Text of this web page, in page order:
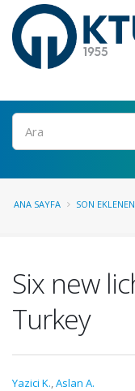
Ara
ANA SAYFA SON
Six new
Turkey
Yazici K.,Aslan A.